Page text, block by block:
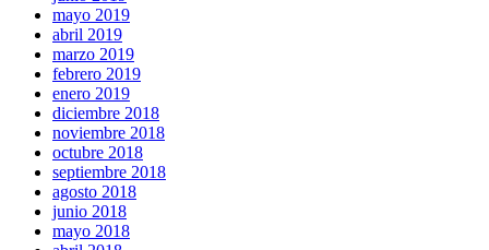
mayo 2019
abril 2019
marzo 2019
febrero 2019
enero 2019
diciembre 2018
noviembre 2018
octubre 2018
septiembre 2018
agosto 2018
junio 2018
mayo 2018